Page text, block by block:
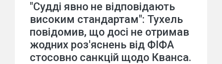
"Судді явно не відповідають
високим стандартам": Тухель
повідомив, що досі не отримав
жодних роз'яснень від ФІФА
стосовно санкцій щодо Кванса.